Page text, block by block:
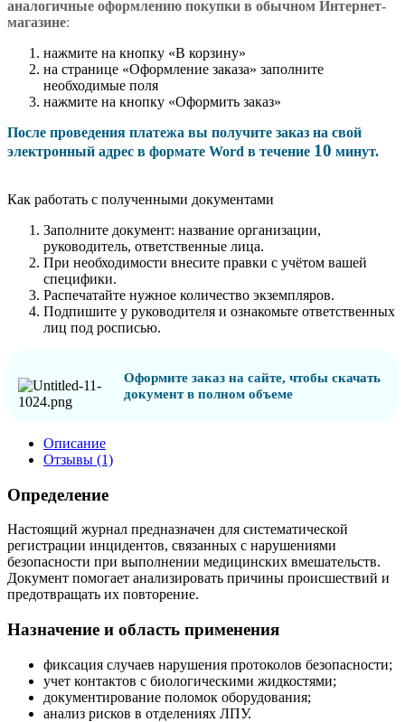
аналогичные оформлению покупки в обычном Интернет-
магазине:
нажмите на кнопку «В корзину»
на странице «Оформление заказа» заполните
необходимые поля
нажмите на кнопку «Оформить заказ»
После проведения платежа вы получите заказ на свой
электронный адрес в формате Word в течение 10 минут.
Как работать с полученными документами
Заполните документ: название организации,
руководитель, ответственные лица.
При необходимости внесите правки с учётом вашей
специфики.
Распечатайте нужное количество экземпляров.
Подпишите у руководителя и ознакомьте ответственных
лиц под росписью.
Оформите заказ на сайте, чтобы скачать
документ в полном объеме
Описание
Отзывы (1)
Определение
Настоящий журнал предназначен для систематической
регистрации инцидентов, связанных с нарушениями
безопасности при выполнении медицинских вмешательств.
Документ помогает анализировать причины происшествий и
предотвращать их повторение.
Назначение и область применения
фиксация случаев нарушения протоколов безопасности;
учет контактов с биологическими жидкостями;
документирование поломок оборудования;
анализ рисков в отделениях ЛПУ.